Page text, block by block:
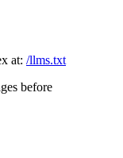
at: /llms.txt
before